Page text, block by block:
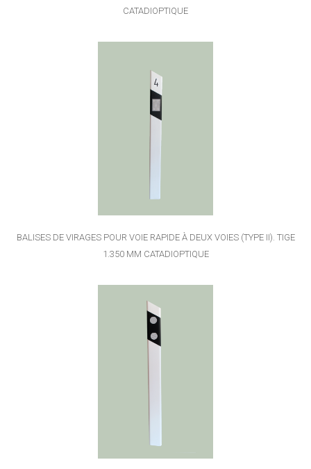
CATADIOPTIQUE
BALISES DE VIRAGES POUR VOIE RAPIDE À DEUX VOIES (TYPE II). TIGE
1.350 MM CATADIOPTIQUE